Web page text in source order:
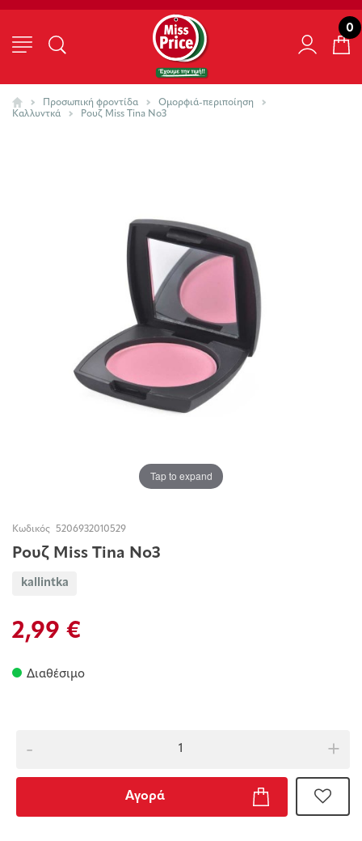
0
Προσωπική φροντίδα
Ομορφιά-περιποίηση
Καλλυντκά
Ρουζ Miss Τina Νο3
Tap to expand
Κωδικός 5206932010529
Ρουζ Miss Τina Νο3
kallintka
2,99 €
Διαθέσιμο
- +
Αγορά